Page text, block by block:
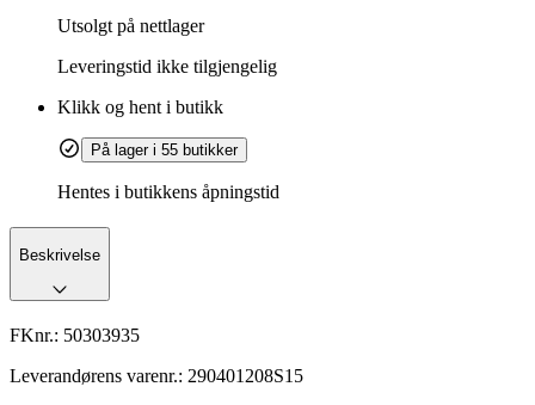
Utsolgt på nettlager
Leveringstid ikke tilgjengelig
Klikk og hent i butikk
På lager i 55 butikker
Hentes i butikkens åpningstid
Beskrivelse
FKnr.: 50303935
Leverandørens varenr.: 290401208S15